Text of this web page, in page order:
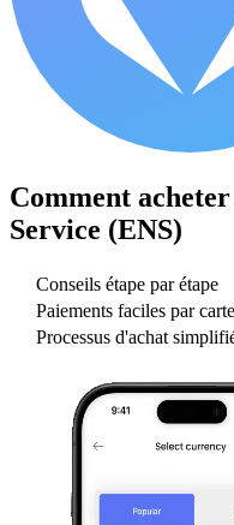
Comment acheter
Service (ENS)
Conseils étape par étape
Paiements faciles par
Processus d'achat